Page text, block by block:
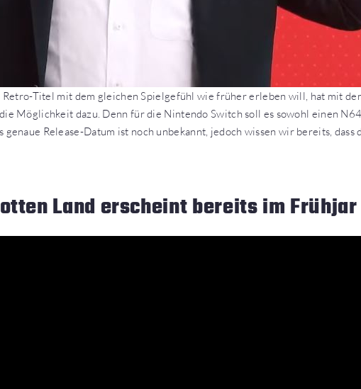
Titel mit dem gleichen Spielgefühl wie früher erleben will, hat mit
Möglichkeit dazu. Denn für die Nintendo Switch soll es sowohl einen
Release-Datum ist noch unbekannt, jedoch wissen wir bereits, dass
Land erscheint bereits im